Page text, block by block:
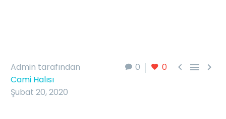
0 0   
Admin tarafından
Cami Halısı
Şubat 20, 2020